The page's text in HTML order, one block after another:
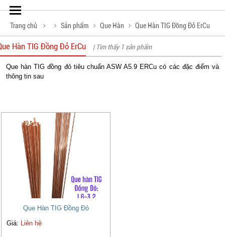
Trang chủ Sản phẩm Que Hàn Que Hàn TIG Đồng Đỏ ErCu
Hàn TIG Đồng Đỏ ErCu | Tìm thấy 1 sản phẩm
Que hàn TIG đồng đỏ tiêu chuẩn ASW A5.9 ERCu có các đặc điểm và
thông tin sau
Que Hàn TIG Đồng Đỏ
Giá: Liên hệ